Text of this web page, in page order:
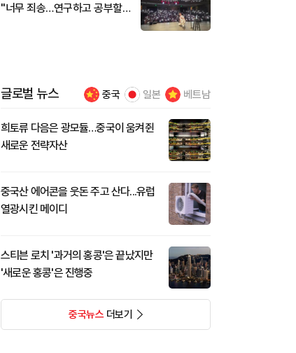
"너무 죄송…연구하고 공부할
글로벌 뉴스 중국 일본 베트남
희토류 다음은 광모듈…중국이 움켜쥔
새로운 전략자산
중국산 에어콘을 웃돈 주고 산다...유럽
열광시킨 메이디
스티븐 로치 '과거의 홍콩'은 끝났지만
'새로운 홍콩'은 진행중
중국뉴스더보기